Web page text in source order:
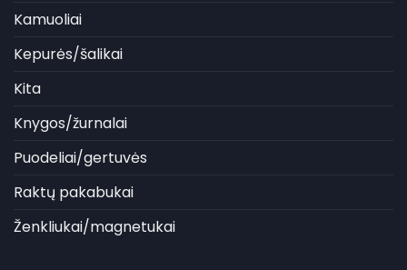
Kamuoliai
Kepurės/šalikai
Kita
Knygos/žurnalai
Puodeliai/gertuvės
Raktų pakabukai
Ženkliukai/magnetukai